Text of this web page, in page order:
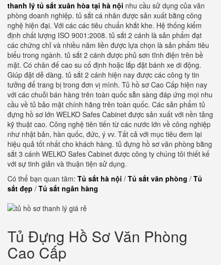
thanh lý tủ sắt xuân hòa tại hà nội nhu cầu sử dụng của văn
phòng doanh nghiệp. tủ sắt cá nhân được sản xuất bằng công
nghệ hiện đại. Với các các tiêu chuẩn khắt khe. Hệ thống kiểm
định chất lượng ISO 9001:2008. tủ sắt 2 cánh là sản phẩm đạt
các chứng chỉ và nhiều năm liền được lựa chọn là sản phẩm tiêu
biểu trong ngành. tủ sắt 2 cánh được phủ sơn tĩnh điện trên bề
mặt. Có chân đế cao su cố định hoặc lắp đặt bánh xe di động.
Giúp đặt dễ dàng. tủ sắt 2 cánh hiện nay được các công ty tin
tưởng để trang bị trong đơn vị mình. Tủ hồ sơ Cao Cấp hiện nay
với các chuỗi bán hàng trên toàn quốc sẵn sàng đáp ứng mọi nhu
cầu về tủ bảo mật chính hãng trên toàn quốc. Các sản phẩm tủ
đựng hồ sơ lớn WELKO Safes Cabinet được sản xuất với nền tảng
kỹ thuật cao. Công nghệ tiên tiến từ các nước lớn về công nghiệp
như nhật bản, hàn quốc, đức, ý vv. Tất cả với mục tiêu đem lại
hiệu quả tốt nhất cho khách hàng. tủ đựng hồ sơ văn phòng bằng
sắt 3 cánh WELKO Safes Cabinet được công ty chúng tôi thiết kế
với sự tinh giản và thuận tiện sử dụng.
Có thể bạn quan tâm: Tủ sắt hà nội / Tủ sắt văn phòng / Tủ
sắt đẹp / Tủ sắt ngân hàng
Tủ Đựng Hồ Sơ Văn Phòng
Cao Cấp